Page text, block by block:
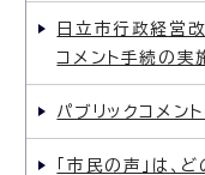
日立市行政経営改
コメント手続の実
パブリックコメン
「市民の声」は、